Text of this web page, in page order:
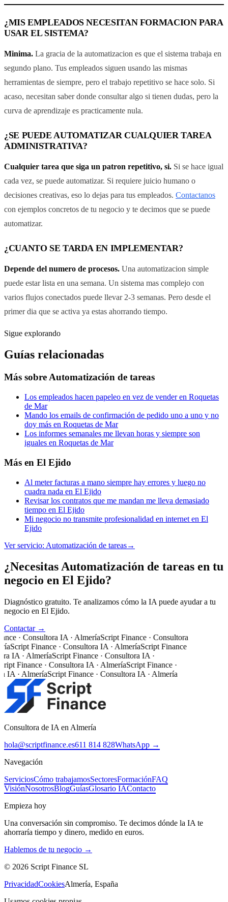
¿MIS EMPLEADOS NECESITAN FORMACION PARA
USAR EL SISTEMA?
Minima. La gracia de la automatizacion es que el sistema trabaja en
segundo plano. Tus empleados siguen usando las mismas
herramientas de siempre, pero el trabajo repetitivo se hace solo. Si
acaso, necesitan saber donde consultar algo si tienen dudas, pero la
curva de aprendizaje es practicamente nula.
¿SE PUEDE AUTOMATIZAR CUALQUIER TAREA
ADMINISTRATIVA?
Cualquier tarea que siga un patron repetitivo, si. Si se hace igual
cada vez, se puede automatizar. Si requiere juicio humano o
decisiones creativas, eso lo dejas para tus empleados. Contactanos
con ejemplos concretos de tu negocio y te decimos que se puede
automatizar.
¿CUANTO SE TARDA EN IMPLEMENTAR?
Depende del numero de procesos. Una automatizacion simple
puede estar lista en una semana. Un sistema mas complejo con
varios flujos conectados puede llevar 2-3 semanas. Pero desde el
primer dia que se activa ya estas ahorrando tiempo.
Sigue explorando
Guías relacionadas
Más sobreAutomatización de tareas
Los empleados hacen papeleo en vez de vender en Roquetas
de Mar
Mando los emails de confirmación de pedido uno a uno y no
doy más en Roquetas de Mar
Los informes semanales me llevan horas y siempre son
iguales en Roquetas de Mar
Más en El Ejido
Al meter facturas a mano siempre hay errores y luego no
cuadra nada en El Ejido
Revisar los contratos que me mandan me lleva demasiado
tiempo en El Ejido
Mi negocio no transmite profesionalidad en internet en El
Ejido
Ver servicio: Automatización de tareas→
¿Necesitas Automatización de tareas en tu
negocio en El Ejido?
Diagnóstico gratuito. Te analizamos cómo la IA puede ayudar a tu
negocio en El Ejido.
Contactar →
· Consultora IA · AlmeríaScript Finance · Consultora
Script Finance · Consultora IA · AlmeríaScript Finance
IA · AlmeríaScript Finance · Consultora IA ·
Finance · Consultora IA · AlmeríaScript Finance ·
IA · AlmeríaScript Finance · Consultora IA · Almería
Consultora de IA en Almería
hola@scriptfinance.es611 814 828WhatsApp →
Navegación
ServiciosCómo trabajamosSectoresFormaciónFAQ
VisiónNosotrosBlogGuíasGlosario IAContacto
Empieza hoy
Una conversación sin compromiso. Te decimos dónde la IA te
ahorraría tiempo y dinero, medido en euros.
Hablemos de tu negocio →
© 2026 Script Finance SL
PrivacidadCookiesAlmería, España